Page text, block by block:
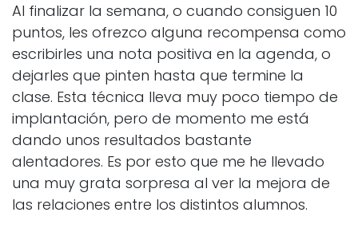
Al finalizar la semana, o cuando consiguen 10
puntos, les ofrezco alguna recompensa como
escribirles una nota positiva en la agenda, o
dejarles que pinten hasta que termine la
clase. Esta técnica lleva muy poco tiempo de
implantación, pero de momento me está
dando unos resultados bastante
alentadores. Es por esto que me he llevado
una muy grata sorpresa al ver la mejora de
las relaciones entre los distintos alumnos.